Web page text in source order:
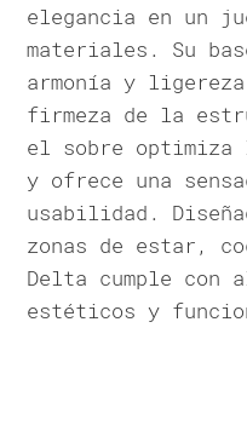
elegancia en un
materiales. Su
armonía y
firmeza de la
el sobre optimiza
y ofrece una
usabilidad.
zonas de estar,
Delta cumple con
estéticos y